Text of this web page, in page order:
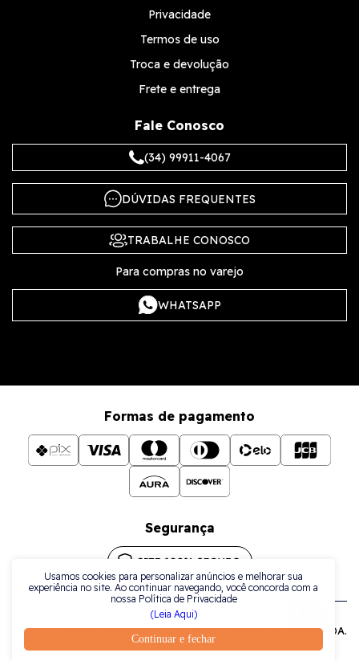
Continuar e fechar
Usamos cookies para personalizar anúncios e melhorar sua
experiência no site. Ao continuar navegando, você concorda com a
nossa Política de Privacidade
(Leia Aqui)
Privacidade
Termos de uso
Troca e devolução
Frete e entrega
Fale Conosco
(34) 99911-4067
DÚVIDAS FREQUENTES
TRABALHE CONOSCO
Para compras no varejo
WHATSAPP
Formas de pagamento
Segurança
Todos os direitos reservados a La Plata Comércio de Joias LTDA.
| CNPJ: 38.079.925/0001-42